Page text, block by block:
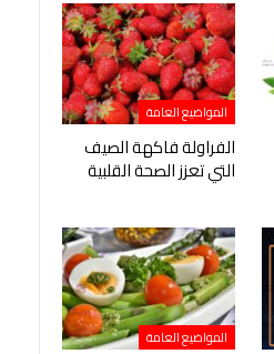
المواضيع العامة
الفراولة فاكهة الصيف
التي تعزز الصحة القلبية
المواضيع العامة